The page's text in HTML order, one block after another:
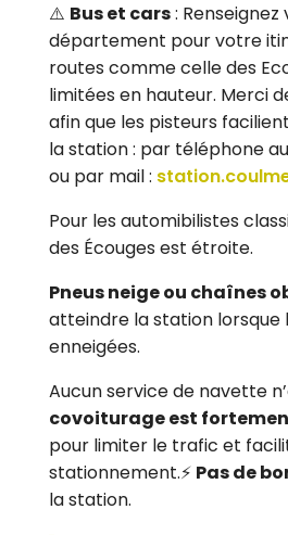
⚠️ Bus et cars: Renseignez
département pour votre
routes comme celle des
limitées en hauteur. Merci
afin que les pisteurs
la station : par téléphone au
ou par mail :
Pour les automibilistes
des Écouges est étroite.
Pneus neige ou chaînes
atteindre la station lorsque
enneigées.
Aucun service de navette
covoiturage est
pour limiter le trafic et
stationnement.⚡ Pas de
la station.